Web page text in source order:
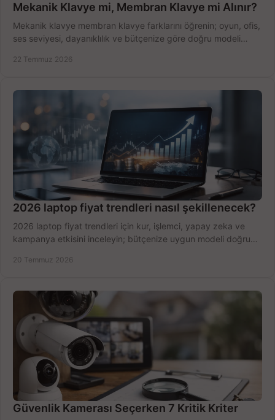
Mekanik Klavye mi, Membran Klavye mi Alınır?
Mekanik klavye membran klavye farklarını öğrenin; oyun, ofis,
ses seviyesi, dayanıklılık ve bütçenize göre doğru modeli
22 Temmuz 2026
2026 laptop fiyat trendleri nasıl şekillenecek?
2026 laptop fiyat trendleri için kur, işlemci, yapay zeka ve
kampanya etkisini inceleyin; bütçenize uygun modeli doğru
20 Temmuz 2026
Güvenlik Kamerası Seçerken 7 Kritik Kriter